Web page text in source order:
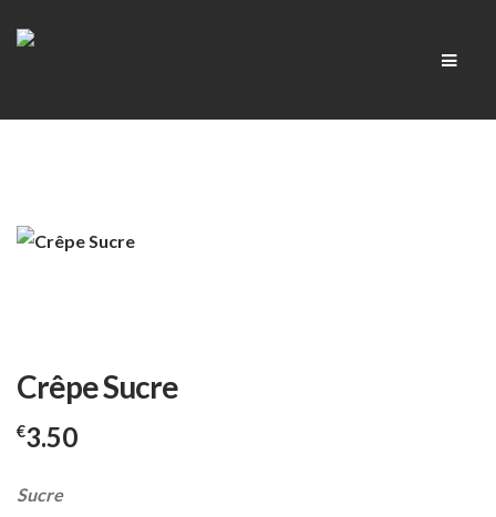
Skip
Skip
Crêpe Sucre
€3.50
Sucre